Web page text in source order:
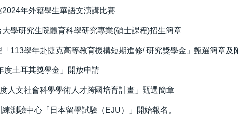
2024年外籍學生華語文演講比賽
大學研究生院體育科學研究專業(碩士課程)招生簡章
113學年赴捷克高等教育機構短期進修/ 研究獎學金」甄選簡章及
度土耳其獎學金」開放申請
人文社會科學學術人才跨國培育計畫」甄選簡章
練測驗中心「日本留學試驗（EJU）」開始報名。